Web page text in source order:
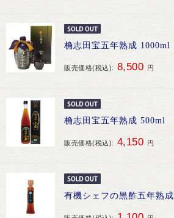
桷志田宝五年熟成 1000ml
販売価格(税込): 8,500 円
桷志田宝五年熟成 500ml
販売価格(税込): 4,150 円
有機シェフの黒酢五年熟成